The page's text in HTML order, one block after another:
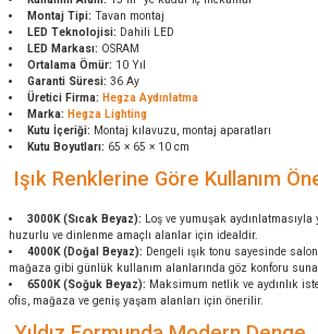
Montaj Tipi: Tavan montaj
LED Teknolojisi: Dahili LED
LED Markası: OSRAM
Ortalama Ömür: 10 Yıl
Garanti Süresi: 36 Ay
Üretici Firma: Hegza Aydınlatma
Marka: Hegza Lighting
Kutu İçeriği: Montaj kılavuzu, montaj aparatları
Kutu Boyutları: 65 × 65 × 10 cm
Işık Renklerine Göre Kullanım
3000K (Sıcak Beyaz):
Loş ve yumuşak
huzurlu ve dinlenme amaçlı alanlar için idealdir.
4000K (Doğal Beyaz): Dengeli ışık tonu sayesinde
mağaza gibi günlük kullanım alanlarında göz konforu
6500K (Soğuk Beyaz): Maksimum netlik ve aydınlık
ofis, mağaza ve geniş yaşam alanları için önerilir.